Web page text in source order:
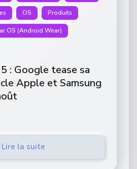
OS Produits
OS (Android Wear)
: Google tease sa
Apple et Samsung
Lire la suite